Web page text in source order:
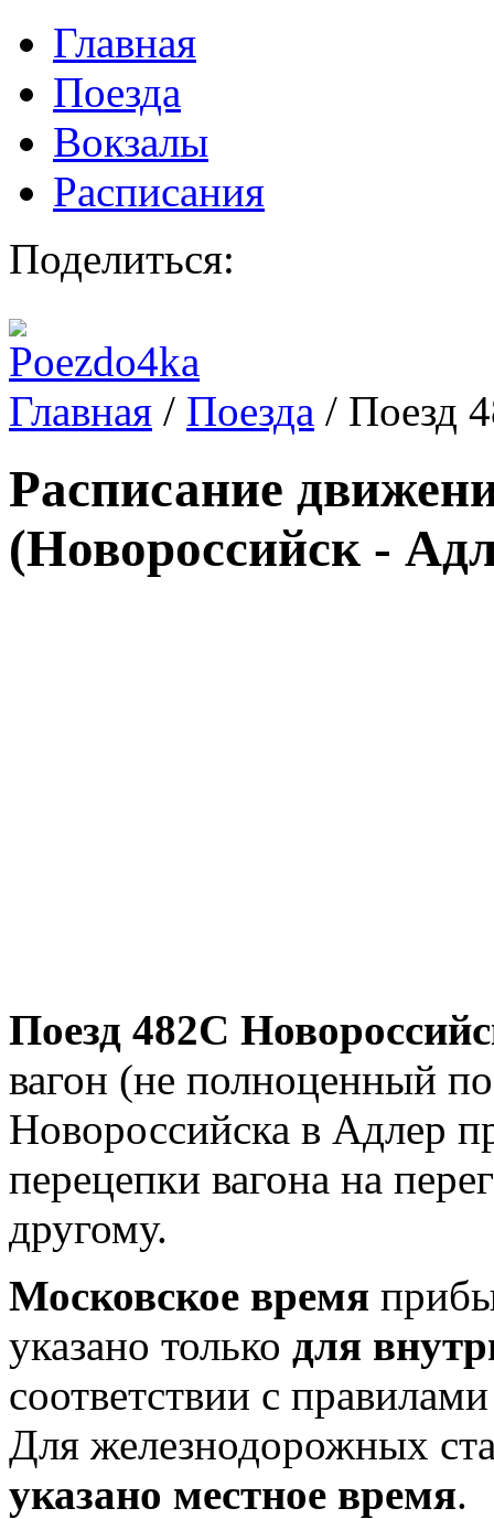
Главная
Поезда
Вокзалы
Расписания
Поделиться:
Главная / Поезда / Поезд
Расписание
(Новороссийск -
Поезд 482С
вагон (не полноценный
Новороссийска в Адлер
перецепки вагона на
другому.
Московское время
указано только для
соответствии с
Для железнодорожных
указано местное время.